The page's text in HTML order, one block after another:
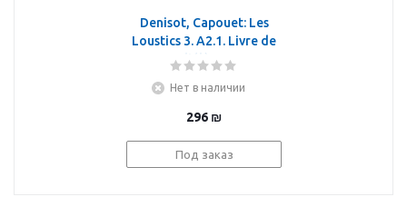
Denisot, Capouet: Les
Loustics 3. A2.1. Livre de
l'élève
Нет в наличии
296 ₪
Под заказ